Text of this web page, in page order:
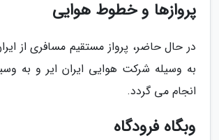
پروازها و خطوط هوایی
در حال حاضر، پرواز مستقیم مسافری از
به وسیله شرکت هوایی ایران ایر و به
انجام می گردد.
وبگاه فرودگاه